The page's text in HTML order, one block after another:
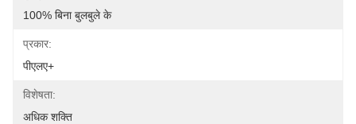
100% बिना बुलबुले के
प्रकार:
पीएलए+
विशेषता:
अधिक शक्ति